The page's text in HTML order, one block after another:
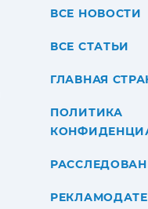
ВСЕ НОВОСТИ
ВСЕ СТАТЬИ
ГЛАВНАЯ
ПОЛИТИКА